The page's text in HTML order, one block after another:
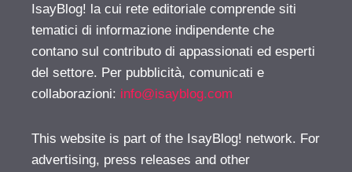
IsayBlog! la cui rete editoriale comprende siti
tematici di informazione indipendente che
contano sul contributo di appassionati ed esperti
del settore. Per pubblicità, comunicati e
collaborazioni: info@isayblog.com
This website is part of the IsayBlog! network. For
advertising, press releases and other